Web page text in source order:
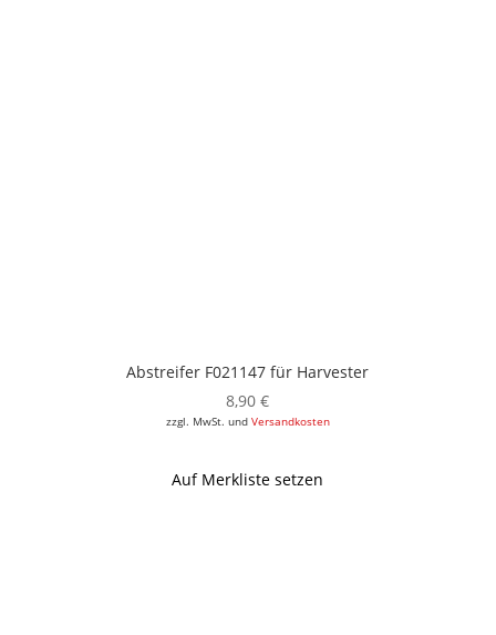
Abstreifer F021147 für Harvester
8,90€
zzgl. MwSt. und Versandkosten
Auf Merkliste setzen